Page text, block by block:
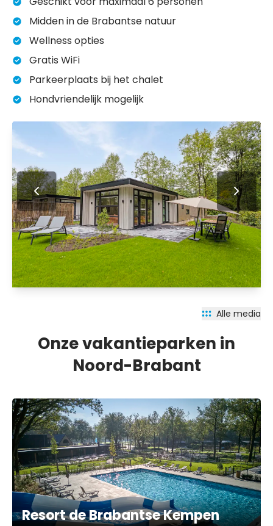
Midden in de Brabantse natuur
Wellness opties
Gratis WiFi
Parkeerplaats bij het chalet
Hondvriendelijk mogelijk
Alle media
Onze vakantieparken in
Noord-Brabant
Resort de Brabantse Kempen